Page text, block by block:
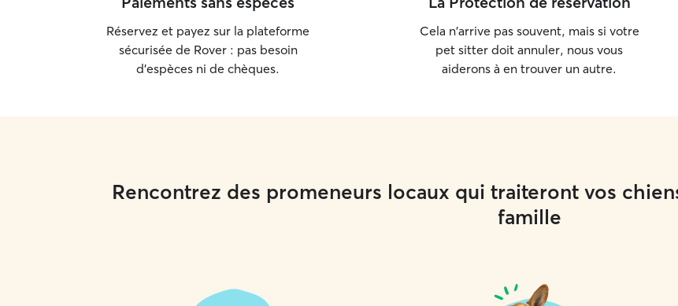
afin qu’ils soient parfaitement à l’aise et en
sécurité. Bien entendu, je vous donnerai
régulièrement des nouvelles accompagnées de
photos pour que vous puissiez partir l’esprit
Réservez et payez sur la plateforme
sécurisée de Rover : pas besoin
d'espèces ni de chèques.
Cela n'arrive pas souvent, mais si votre
pet sitter doit annuler, nous vous
aiderons à en trouver un autre.
Rencontrez des promeneurs locaux qui traiteront vos
famille